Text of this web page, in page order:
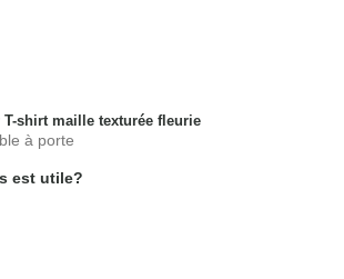
shirt maille texturée fleurie
à porte
est utile?